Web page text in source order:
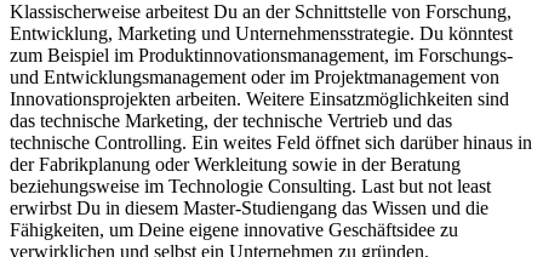
Klassischerweise arbeitest Du an der Schnittstelle von Forschung,
Entwicklung, Marketing und Unternehmensstrategie. Du könntest
zum Beispiel im Produktinnovationsmanagement, im Forschungs-
und Entwicklungsmanagement oder im Projektmanagement von
Innovationsprojekten arbeiten. Weitere Einsatzmöglichkeiten sind
das technische Marketing, der technische Vertrieb und das
technische Controlling. Ein weites Feld öffnet sich darüber hinaus in
der Fabrikplanung oder Werkleitung sowie in der Beratung
beziehungsweise im Technologie Consulting. Last but not least
erwirbst Du in diesem Master-Studiengang das Wissen und die
Fähigkeiten, um Deine eigene innovative Geschäftsidee zu
verwirklichen und selbst ein Unternehmen zu gründen.